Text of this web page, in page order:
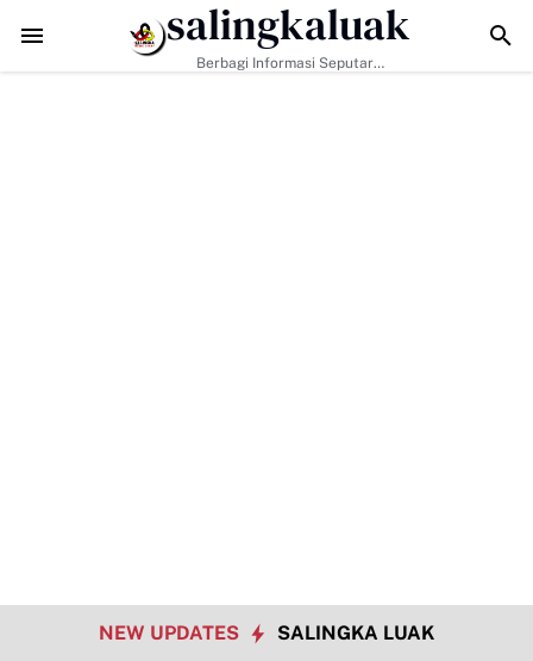
Kunci, Hj. Aida Dorong Nagari Aktif Pastikan Warga Miskin Tak
salingkaluak
Berbagi Informasi Seputar
NEW UPDATES SALINGKA LUAK